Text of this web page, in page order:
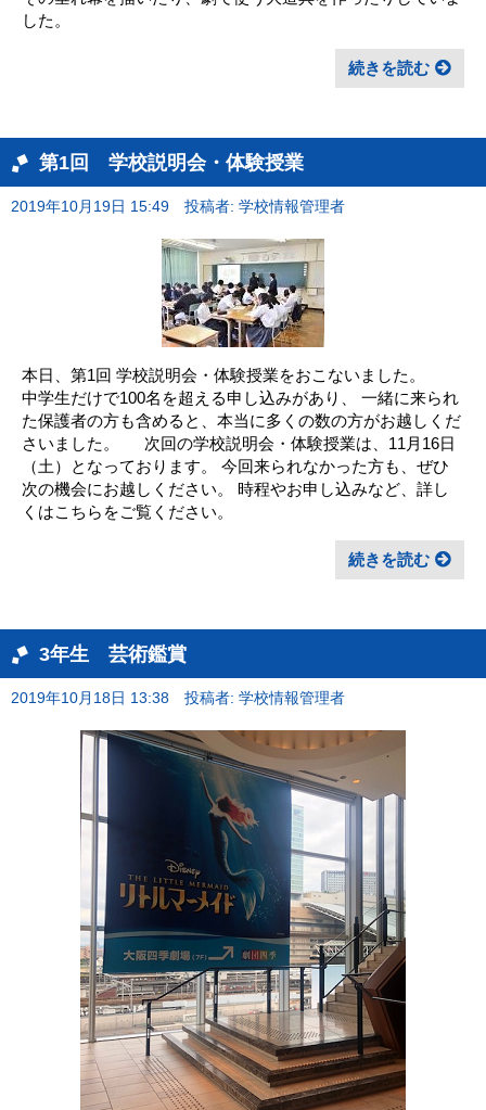
した。
続きを読む
第1回 学校説明会・体験授業
2019年10月19日 15:49 投稿者: 学校情報管理者
本日、第1回 学校説明会・体験授業をおこないました。
中学生だけで100名を超える申し込みがあり、 一緒に来られ
た保護者の方も含めると、本当に多くの数の方がお越しくだ
さいました。 次回の学校説明会・体験授業は、11月16日
（土）となっております。 今回来られなかった方も、ぜひ
次の機会にお越しください。 時程やお申し込みなど、詳し
くはこちらをご覧ください。
続きを読む
3年生 芸術鑑賞
2019年10月18日 13:38 投稿者: 学校情報管理者